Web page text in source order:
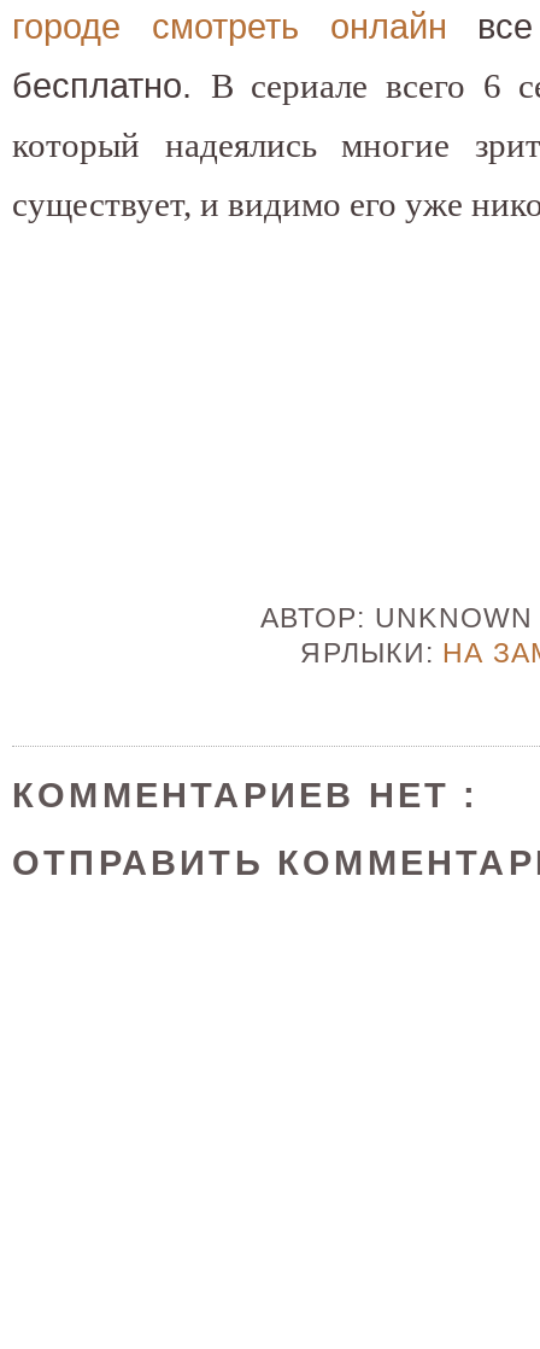
городе смотреть онлайн
бесплатно. В сериале всего 6
который надеялись многие
существует, и видимо его уже
АВТОР:
ЯРЛЫКИ: НА
КОММЕНТАРИЕВ НЕТ :
ОТПРАВИТЬ